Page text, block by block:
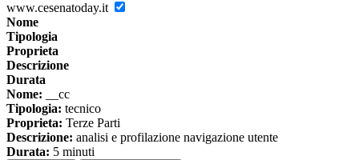
www.cesenatoday.it
Nome
Tipologia
Proprieta
Descrizione
Durata
Nome: __cc
Tipologia: tecnico
Proprieta: Terze Parti
Descrizione: analisi e profilazione navigazione utente
Durata: 5 minuti